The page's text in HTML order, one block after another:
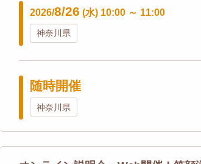
2026/8/26 (水) 10:00 ～ 11:00
神奈川県
随時開催
神奈川県